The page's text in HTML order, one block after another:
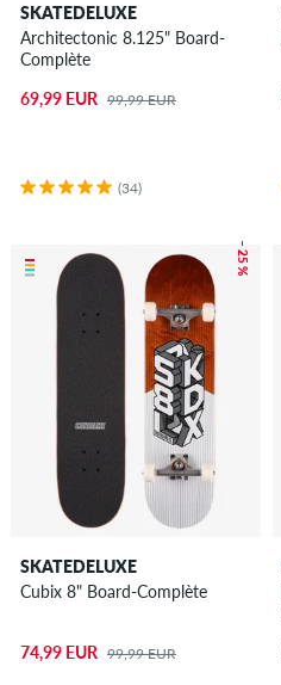
SKATEDELUXE
Architectonic 8.125" Board-
Complète
69,99 EUR 99,99 EUR
(34)
– 25 %
SKATEDELUXE
Cubix 8" Board-Complète
74,99 EUR 99,99 EUR